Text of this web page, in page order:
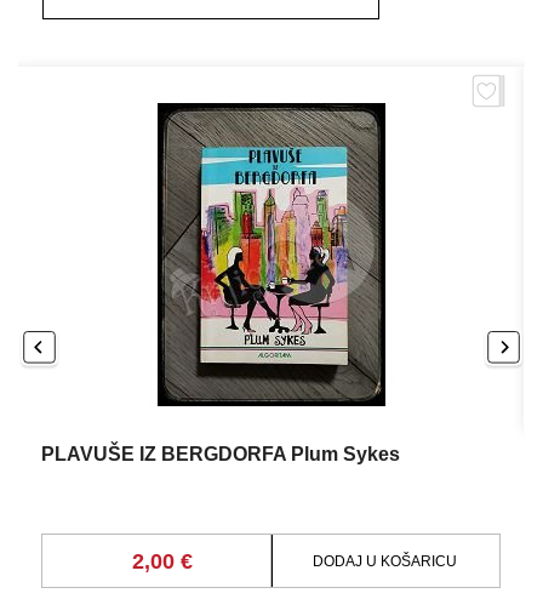
PLAVUŠE IZ BERGDORFA Plum Sykes
2,00 € DODAJ U KOŠARICU